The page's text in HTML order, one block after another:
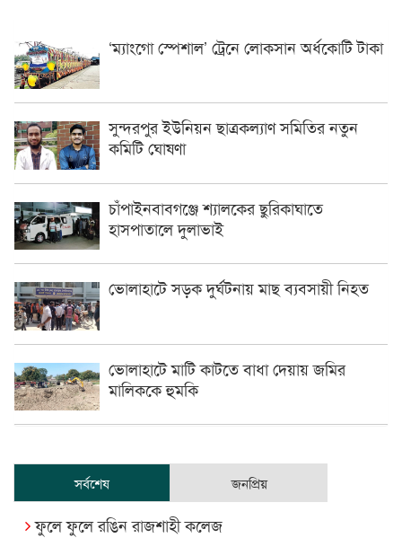
‘ম্যাংগো স্পেশাল’ ট্রেনে লোকসান অর্ধকোটি টাকা
সুন্দরপুর ইউনিয়ন ছাত্রকল্যাণ সমিতির নতুন
কমিটি ঘোষণা
চাঁপাইনবাবগঞ্জে শ্যালকের ছুরিকাঘাতে
হাসপাতালে দুলাভাই
ভোলাহাটে সড়ক দুর্ঘটনায় মাছ ব্যবসায়ী নিহত
ভোলাহাটে মাটি কাটতে বাধা দেয়ায় জমির
মালিককে হুমকি
সর্বশেষ জনপ্রিয়
ফুলে ফুলে রঙিন রাজশাহী কলেজ